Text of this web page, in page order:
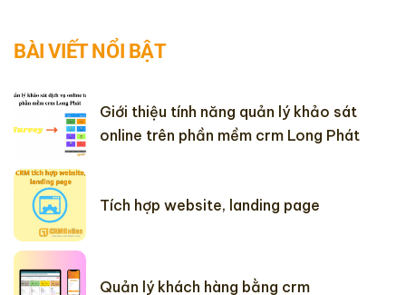
BÀI VIẾT NỔI BẬT
Giới thiệu tính năng quản lý khảo sát
online trên phần mềm crm Long Phát
Tích hợp website, landing page
Quản lý khách hàng bằng crm